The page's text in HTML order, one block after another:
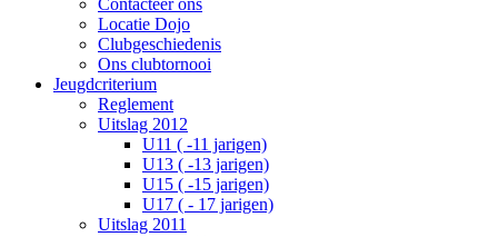
Locatie Dojo
Clubgeschiedenis
Ons clubtornooi
Jeugdcriterium
Reglement
Uitslag 2012
U11 ( -11 jarigen)
U13 ( -13 jarigen)
U15 ( -15 jarigen)
U17 ( - 17 jarigen)
Uitslag 2011